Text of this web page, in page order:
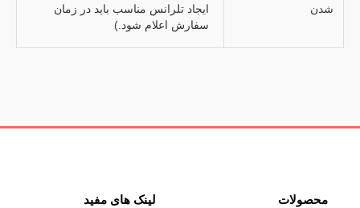
شدن
ایجاد تلرانس مناسب باید در زمان
سفارش اعلام شود.)
محصولات لینک های مفید